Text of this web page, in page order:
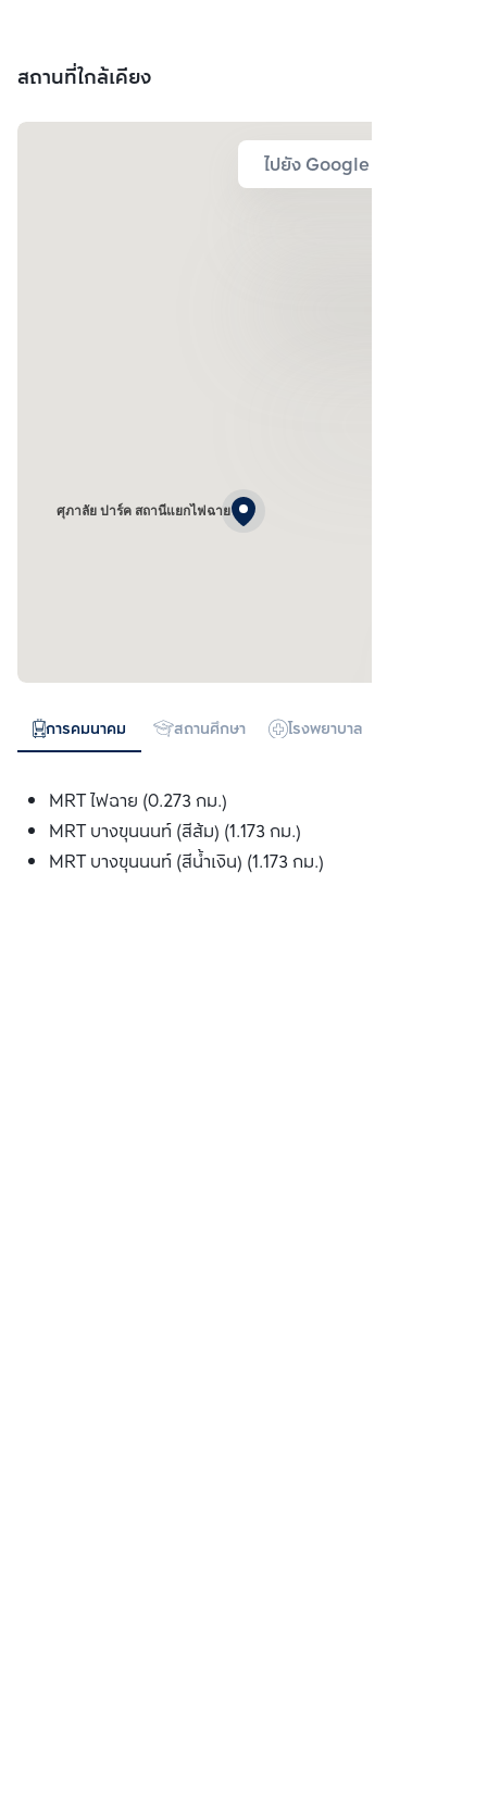
สถานที่ใกล้เคียง
ไปยัง Google Map
ศุภาลัย ปาร์ค สถานีแยกไฟฉาย
การคมนาคม สถานศึกษา โรงพยาบาล
MRT ไฟฉาย (0.273 กม.)
MRT บางขุนนนท์ (สีส้ม) (1.173 กม.)
MRT บางขุนนนท์ (สีน้ำเงิน) (1.173 กม.)